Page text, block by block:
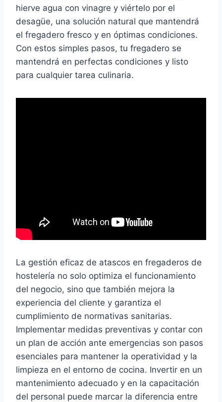
hierve agua con vinagre y viértelo por el
desagüe, una solución natural que mantendrá
el fregadero fresco y en óptimas condiciones.
Con estos simples pasos, tu fregadero se
mantendrá en perfectas condiciones y listo
para cualquier tarea culinaria.
La gestión eficaz de atascos en fregaderos de
hostelería no solo optimiza el funcionamiento
del negocio, sino que también mejora la
experiencia del cliente y garantiza el
cumplimiento de normativas sanitarias.
Implementar medidas preventivas y contar con
un plan de acción ante emergencias son pasos
esenciales para mantener la operatividad y la
limpieza en el entorno de cocina. Invertir en un
mantenimiento adecuado y en la capacitación
del personal puede marcar la diferencia entre